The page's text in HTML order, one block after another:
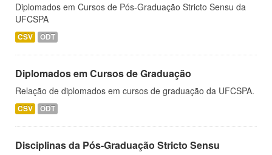
Diplomados em Cursos de Pós-Graduação Stricto Sensu da
UFCSPA
CSV ODT
Diplomados em Cursos de Graduação
Relação de diplomados em cursos de graduação da UFCSPA.
CSV ODT
Disciplinas da Pós-Graduação Stricto Sensu